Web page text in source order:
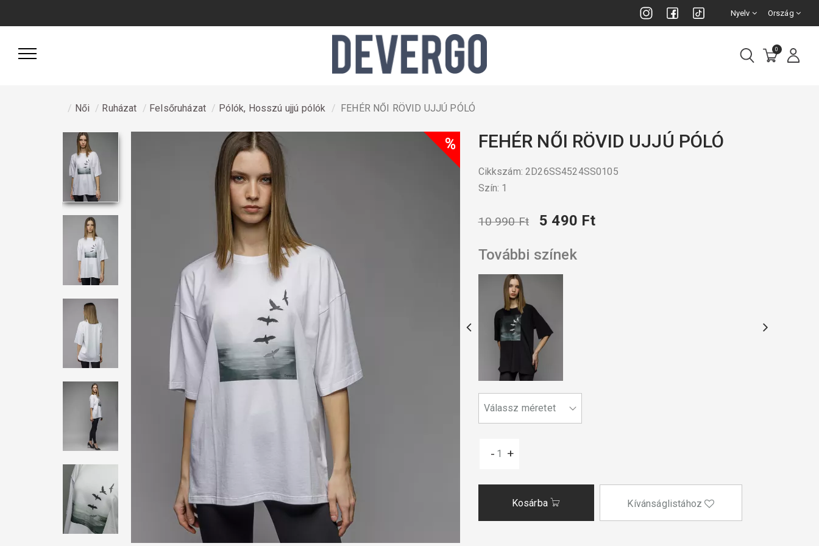
Nyelv Ország
0
Női Ruházat Felsőruházat Pólók, Hosszú ujjú pólók FEHÉR NŐI RÖVID UJJÚ PÓLÓ
% FEHÉR NŐI RÖVID UJJÚ PÓLÓ
Cikkszám: 2D26SS4524SS0105
Szín: 1
10 990 Ft
5 490 Ft
További színek
- +
Kosárba Kívánságlistához